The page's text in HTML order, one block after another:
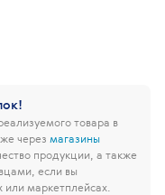
товара в
через магазины
продукции, а также
если вы
или маркетплейсах.